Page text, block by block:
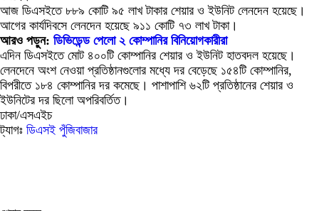
আজ ডিএসইতে ৮৮৯ কোটি ৯৫ লাখ টাকার শেয়ার ও ইউনিট লেনদেন হয়েছে।
আগের কার্যদিবসে লেনদেন হয়েছে ৯১১ কোটি ৭৩ লাখ টাকা।
আরও পড়ুন: ডিভিডেন্ড পেলো ২ কোম্পানির বিনিয়োগকারীরা
এদিন ডিএসইতে মোট ৪০০টি কোম্পানির শেয়ার ও ইউনিট হাতবদল হয়েছে।
লেনদেনে অংশ নেওয়া প্রতিষ্ঠানগুলোর মধ্যে দর বেড়েছে ১৫৪টি কোম্পানির,
বিপরীতে ১৮৪ কোম্পানির দর কমেছে। পাশাপাশি ৬২টি প্রতিষ্ঠানের শেয়ার ও
ইউনিটের দর ছিলো অপরিবর্তিত।
ঢাকা/এসএইচ
ট্যাগঃ ডিএসই পুঁজিবাজার